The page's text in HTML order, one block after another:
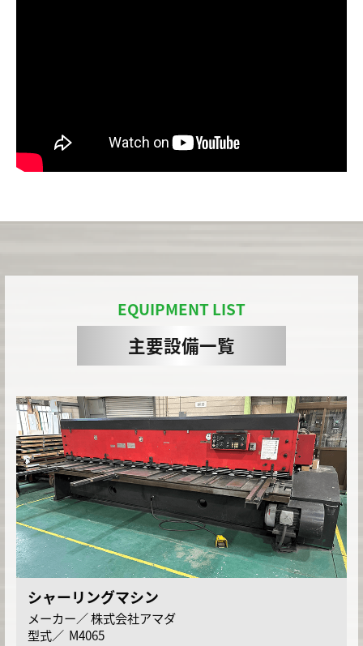
EQUIPMENT LIST
主要設備一覧
シャーリングマシン
株式会社アマダ
M4065